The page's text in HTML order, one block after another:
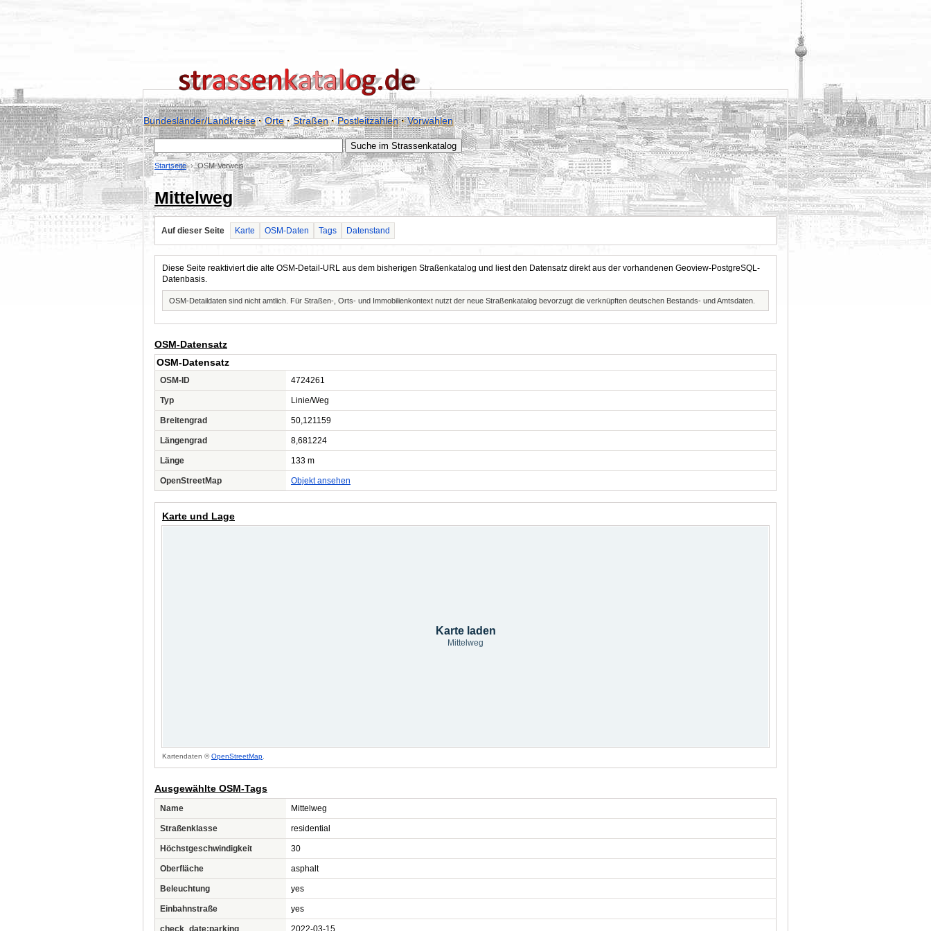
Bundesländer/Landkreise·Orte·Straßen·Postleitzahlen·Vorwahlen
Startseite OSM-Verweis
Mittelweg
Auf dieser Seite Karte OSM-Daten Tags Datenstand
Diese Seite reaktiviert die alte OSM-Detail-URL aus dem bisherigen Straßenkatalog und liest den Datensatz direkt aus der vorhandenen Geoview-PostgreSQL-
Datenbasis.
OSM-Detaildaten sind nicht amtlich. Für Straßen-, Orts- und Immobilienkontext nutzt der neue Straßenkatalog bevorzugt die verknüpften deutschen Bestands- und Amtsdaten.
OSM-Datensatz
OSM-Datensatz
OSM-ID 4724261
Typ Linie/Weg
Breitengrad 50,121159
Längengrad 8,681224
Länge 133 m
OpenStreetMap Objekt ansehen
Karte und Lage
Karte laden
Mittelweg
Kartendaten ©OpenStreetMap
Ausgewählte OSM-Tags
Name Mittelweg
Straßenklasse residential
Höchstgeschwindigkeit 30
Oberfläche asphalt
Beleuchtung yes
Einbahnstraße yes
check_date:parking 2022-03-15